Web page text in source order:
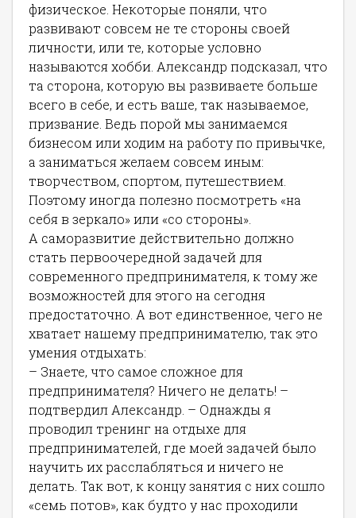
физическое. Некоторые поняли, что
развивают совсем не те стороны своей
личности, или те, которые условно
называются хобби. Александр подсказал, что
та сторона, которую вы развиваете больше
всего в себе, и есть ваше, так называемое,
призвание. Ведь порой мы занимаемся
бизнесом или ходим на работу по привычке,
а заниматься желаем совсем иным:
творчеством, спортом, путешествием.
Поэтому иногда полезно посмотреть «на
себя в зеркало» или «со стороны».
А саморазвитие действительно должно
стать первоочередной задачей для
современного предпринимателя, к тому же
возможностей для этого на сегодня
предостаточно. А вот единственное, чего не
хватает нашему предпринимателю, так это
умения отдыхать:
– Знаете, что самое сложное для
предпринимателя? Ничего не делать! –
подтвердил Александр. – Однажды я
проводил тренинг на отдыхе для
предпринимателей, где моей задачей было
научить их расслабляться и ничего не
делать. Так вот, к концу занятия с них сошло
«семь потов», как будто у нас проходили